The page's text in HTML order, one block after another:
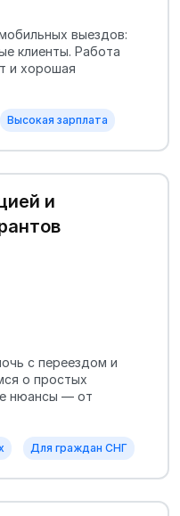
выездов:
клиенты. Работа
и хорошая
Высокая зарплата
и
с переездом и
о простых
нюансы — от
Для граждан СНГ